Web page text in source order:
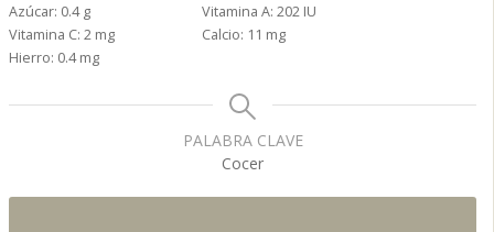
Azúcar: 0.4 g Vitamina A: 202 IU
Vitamina C: 2 mg Calcio: 11 mg
Hierro: 0.4 mg
PALABRA CLAVE
Cocer